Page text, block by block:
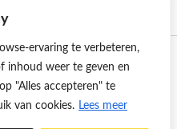
ervaring te verbeteren,
inhoud weer te geven en
"Alles accepteren" te
van cookies. Lees meer